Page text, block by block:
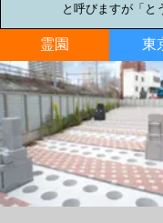
と呼びますが「と
霊園 東